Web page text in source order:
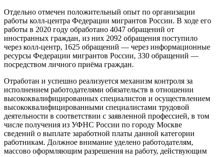
Отдельно отмечен положительный опыт по организации
работы колл-центра Федерации мигрантов России. В ходе его
работы в 2020 году обработано 4047 обращений от
иностранных граждан, из них 2092 обращения поступило
через колл-центр, 1625 обращений — через информационные
ресурсы Федерации мигрантов России, 330 обращений —
посредством личного приёма граждан.
Отработан и успешно реализуется механизм контроля за
исполнением работодателями обязательств в отношении
высококвалифицированных специалистов и осуществлением
высококвалифицированными специалистами трудовой
деятельности в соответствии с заявленной профессией, в том
числе получения из УФНС России по городу Москве
сведений о выплате заработной платы данной категории
работникам. Должное внимание уделено работодателям,
массово оформляющим разрешения на работу, действующим